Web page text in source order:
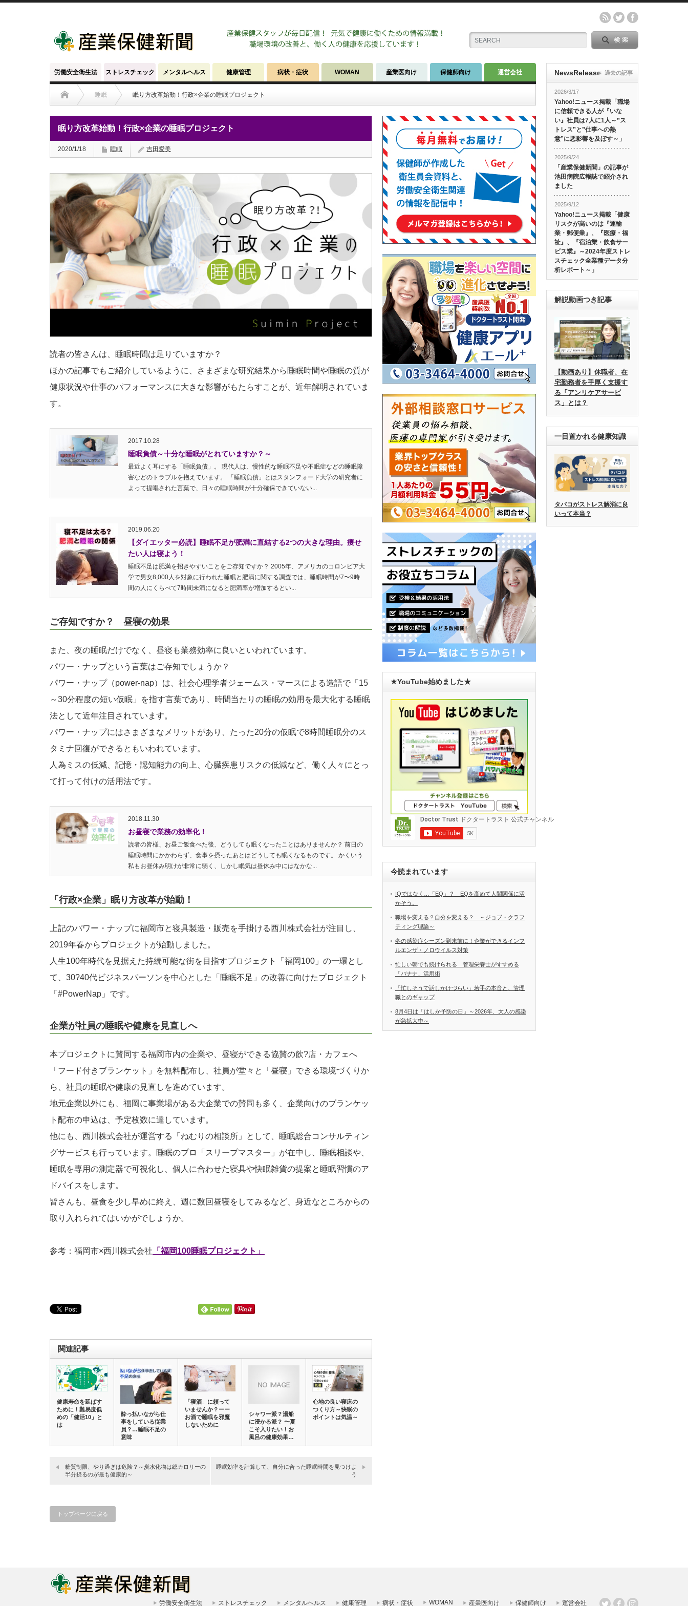
労働安全衛生法 ストレスチェック メンタルヘルス 健康管理 病状・症状 WOMAN 産業医向け 保健師向け 運営会社
睡眠 眠り方改革始動！行政×企業の睡眠プロジェクト
眠り方改革始動！行政×企業の睡眠プロジェクト
2020/1/18 睡眠 吉田愛美
読者の皆さんは、睡眠時間は足りていますか？
ほかの記事でもご紹介しているように、さまざまな研究結果から睡眠時間や睡眠の質が
健康状況や仕事のパフォーマンスに大きな影響がもたらすことが、近年解明されていま
す。
2017.10.28
睡眠負債～十分な睡眠がとれていますか？～
最近よく耳にする「睡眠負債」。 現代人は、慢性的な睡眠不足や不眠症などの睡眠障
害などのトラブルを抱えています。 「睡眠負債」とはスタンフォード大学の研究者に
よって提唱された言葉で、日々の睡眠時間が十分確保できていない...
2019.06.20
【ダイエッター必読】睡眠不足が肥満に直結する2つの大きな理由。痩せ
たい人は寝よう！
睡眠不足は肥満を招きやすいことをご存知ですか？ 2005年、アメリカのコロンビア大
学で男女8,000人を対象に行われた睡眠と肥満に関する調査では、睡眠時間が7〜9時
間の人にくらべて7時間未満になると肥満率が増加するとい...
ご存知ですか？ 昼寝の効果
また、夜の睡眠だけでなく、昼寝も業務効率に良いといわれています。
パワー・ナップという言葉はご存知でしょうか？
パワー・ナップ（power-nap）は、社会心理学者ジェームス・マースによる造語で「15
～30分程度の短い仮眠」を指す言葉であり、時間当たりの睡眠の効用を最大化する睡眠
法として近年注目されています。
パワー・ナップにはさまざまなメリットがあり、たった20分の仮眠で8時間睡眠分のス
タミナ回復ができるともいわれています。
人為ミスの低減、記憶・認知能力の向上、心臓疾患リスクの低減など、働く人々にとっ
て打って付けの活用法です。
2018.11.30
お昼寝で業務の効率化！
読者の皆様、お昼ご飯食べた後、どうしても眠くなったことはありませんか？ 前日の
睡眠時間にかかわらず、食事を摂ったあとはどうしても眠くなるものです。 かくいう
私もお昼休み明けが非常に弱く、しかし眠気は昼休み中にはなかな...
「行政×企業」眠り方改革が始動！
上記のパワー・ナップに福岡市と寝具製造・販売を手掛ける西川株式会社が注目し、
2019年春からプロジェクトが始動しました。
人生100年時代を見据えた持続可能な街を目指すプロジェクト「福岡100」の一環とし
て、30?40代ビジネスパーソンを中心とした「睡眠不足」の改善に向けたプロジェクト
「#PowerNap」です。
企業が社員の睡眠や健康を見直しへ
本プロジェクトに賛同する福岡市内の企業や、昼寝ができる協賛の飲?店・カフェへ
「フード付きブランケット」を無料配布し、社員が堂々と「昼寝」できる環境づくりか
ら、社員の睡眠や健康の見直しを進めています。
地元企業以外にも、福岡に事業場がある大企業での賛同も多く、企業向けのブランケッ
ト配布の申込は、予定枚数に達しています。
他にも、西川株式会社が運営する「ねむりの相談所」として、睡眠総合コンサルティン
グサービスも行っています。睡眠のプロ「スリープマスター」が在中し、睡眠相談や、
睡眠を専用の測定器で可視化し、個人に合わせた寝具や快眠雑貨の提案と睡眠習慣のア
ドバイスをします。
皆さんも、昼食を少し早めに終え、週に数回昼寝をしてみるなど、身近なところからの
取り入れられてはいかがでしょうか。
参考：福岡市×西川株式会社 「福岡100睡眠プロジェクト」
関連記事
健康寿命を延ばす
ために！難易度低
めの「健活10」と
は
酔っ払いながら仕
事をしている従業
員？…睡眠不足の
意味
「寝酒」に頼って
いませんか？ーー
お酒で睡眠を邪魔
しないために
シャワー派？湯船
に浸かる派？ 〜夏
こそ入りたい！お
風呂の健康効果…
心地の良い寝床の
つくり方～快眠の
ポイントは気温～
糖質制限、やり過ぎは危険？～炭水化物は総カロリーの
半分摂るのが最も健康的～
睡眠効率を計算して、自分に合った睡眠時間を見つけよ
う
トップページに戻る
★YouTube始めました★
今読まれています
IQではなく…「EQ」？ EQを高めて人間関係に活
かそう。
職場を変える？自分を変える？ ～ジョブ・クラフ
ティング理論～
冬の感染症シーズン到来前に！企業ができるインフ
ルエンザ・ノロウイルス対策
忙しい朝でも続けられる 管理栄養士がすすめる
「バナナ」活用術
「忙しそうで話しかけづらい」若手の本音と、管理
職とのギャップ
8月4日は「はしか予防の日」～2026年、大人の感染
が急拡大中～
NewsRelease
2026/3/17
Yahoo!ニュース掲載「職場
に信頼できる人が『いな
い』社員は7人に1人～”ス
トレス”と”仕事への熱
意”に悪影響を及ぼす～」
2025/9/24
「産業保健新聞」の記事が
池田病院広報誌で紹介され
ました
2025/9/12
Yahoo!ニュース掲載「健康
リスクが高いのは『運輸
業・郵便業』、『医療・福
祉』、『宿泊業・飲食サー
ビス業』～2024年度ストレ
スチェック全業種データ分
析レポート～」
過去の記事
解説動画つき記事
【動画あり】休職者、在
宅勤務者を手厚く支援す
る「アンリケアサービ
ス」とは？
一目置かれる健康知識
タバコがストレス解消に良
いって本当？
労働安全衛生法 ストレスチェック メンタルヘルス 健康管理 病状・症状 WOMAN 産業医向け 保健師向け 運営会社